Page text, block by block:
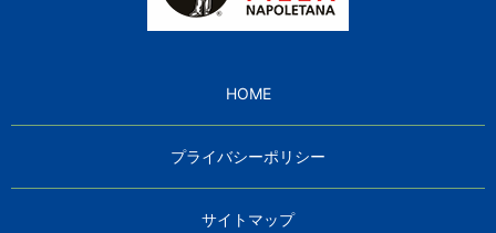
HOME
プライバシーポリシー
サイトマップ